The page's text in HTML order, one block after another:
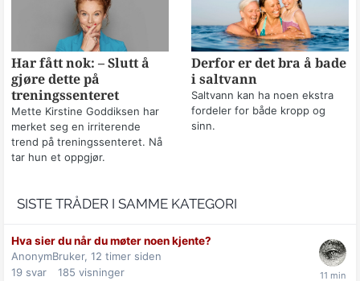
Har fått nok: – Slutt å
gjøre dette på
treningssenteret
Mette Kirstine Goddiksen har
merket seg en irriterende
trend på treningssenteret. Nå
tar hun et oppgjør.
Derfor er det bra å bade
i saltvann
Saltvann kan ha noen ekstra
fordeler for både kropp og
sinn.
SISTE TRÅDER I SAMME KATEGORI
Hva sier du når du møter noen kjente?
AnonymBruker, 12 timer siden
19 svar 185 visninger